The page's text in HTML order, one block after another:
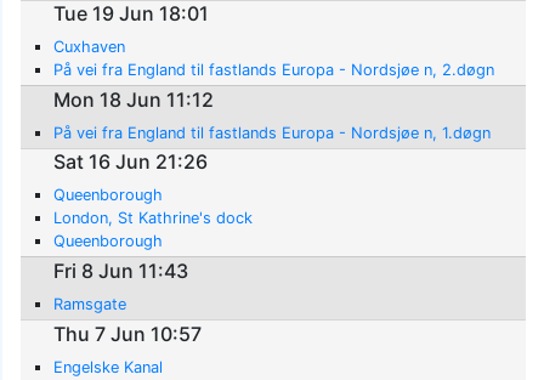
Tue 19 Jun 18:01
Cuxhaven
På vei fra England til fastlands Europa - Nordsjøe n, 2.døgn
Mon 18 Jun 11:12
På vei fra England til fastlands Europa - Nordsjøe n, 1.døgn
Sat 16 Jun 21:26
Queenborough
London, St Kathrine's dock
Queenborough
Fri 8 Jun 11:43
Ramsgate
Thu 7 Jun 10:57
Engelske Kanal